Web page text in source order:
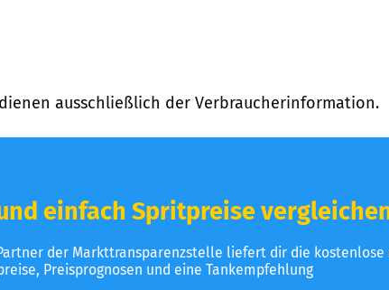
ausschließlich der Verbraucherinformation.
einfach Spritpreise
der Markttransparenzstelle liefert dir die kostenlose
Preisprognosen und eine Tankempfehlung